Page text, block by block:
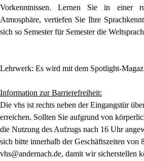
Vorkenntnissen. Lernen Sie in einer
Atmosphäre, vertiefen Sie Ihre
sich so Semester für Semester die
Lehrwerk: Es wird mit dem Spotlight-
Information zur Barrierefreiheit:
Die vhs ist rechts neben der Eingangstür
erreichen. Sollten Sie aufgrund von
die Nutzung des Aufzugs nach 16 Uhr
sich bitte innerhalb der Geschäftszeiten von
vhs@andernach.de, damit wir sicherstellen